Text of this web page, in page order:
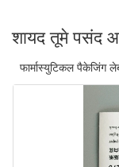
शायद तूमे पसंद
फार्मास्युटिकल पैकेजिंग